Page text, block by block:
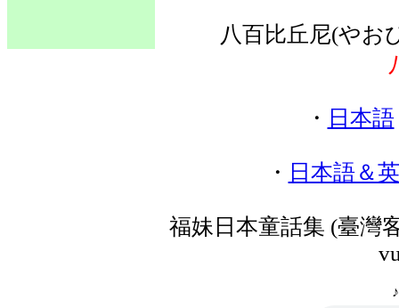
八百比丘尼(やお
・ 日本語
・ 日本語＆
福妹日本童話集 (臺灣